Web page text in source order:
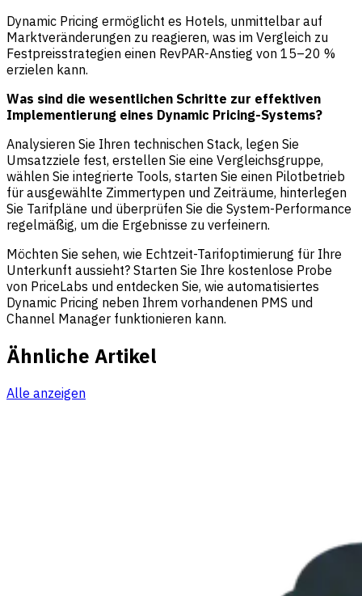
Dynamic Pricing ermöglicht es Hotels, unmittelbar auf
Marktveränderungen zu reagieren, was im Vergleich zu
Festpreisstrategien einen RevPAR-Anstieg von 15–20 %
erzielen kann.
Was sind die wesentlichen Schritte zur effektiven
Implementierung eines Dynamic Pricing-Systems?
Analysieren Sie Ihren technischen Stack, legen Sie
Umsatzziele fest, erstellen Sie eine Vergleichsgruppe,
wählen Sie integrierte Tools, starten Sie einen Pilotbetrieb
für ausgewählte Zimmertypen und Zeiträume, hinterlegen
Sie Tarifpläne und überprüfen Sie die System-Performance
regelmäßig, um die Ergebnisse zu verfeinern.
Möchten Sie sehen, wie Echtzeit-Tarifoptimierung für Ihre
Unterkunft aussieht? Starten Sie Ihre kostenlose Probe
von PriceLabs und entdecken Sie, wie automatisiertes
Dynamic Pricing neben Ihrem vorhandenen PMS und
Channel Manager funktionieren kann.
Ähnliche Artikel
Alle anzeigen